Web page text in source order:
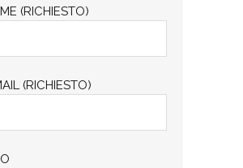
(RICHIESTO)
(RICHIESTO)